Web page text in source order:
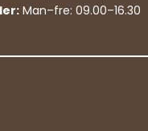
Man–fre: 09.00–16.30